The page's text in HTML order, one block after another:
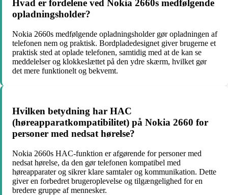
Hvad er fordelene ved Nokia 2660s medfølgende
opladningsholder?
Nokia 2660s medfølgende opladningsholder gør opladningen af
telefonen nem og praktisk. Bordpladedesignet giver brugerne et
praktisk sted at oplade telefonen, samtidig med at de kan se
meddelelser og klokkeslættet på den ydre skærm, hvilket gør
det mere funktionelt og bekvemt.
Hvilken betydning har HAC
(høreapparatkompatibilitet) på Nokia 2660 for
personer med nedsat hørelse?
Nokia 2660s HAC-funktion er afgørende for personer med
nedsat hørelse, da den gør telefonen kompatibel med
høreapparater og sikrer klare samtaler og kommunikation. Dette
giver en forbedret brugeroplevelse og tilgængelighed for en
bredere gruppe af mennesker.